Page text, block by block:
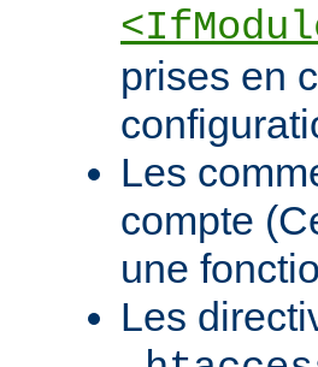
prises en
Les
compte
une
Les